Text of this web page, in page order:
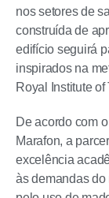
nos setores de
construída de
edifício seguirá
inspirados na
Royal Institute of
De acordo com
Marafon, a
excelência
às demandas do